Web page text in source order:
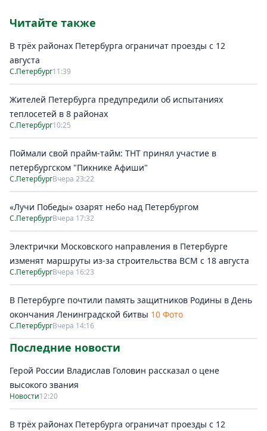
Читайте также
В трёх районах Петербурга ограничат проезды с 12
августа
С.Петербург11:39
Жителей Петербурга предупредили об испытаниях
теплосетей в 8 районах
С.Петербург10:25
Поймали свой прайм-тайм: ТНТ принял участие в
петербургском "Пикнике Афиши"
С.ПетербургВчера 23:22
«Лучи Победы» озарят небо над Петербургом
С.ПетербургВчера 17:32
Электрички Московского направления в Петербурге
изменят маршруты из-за строительства ВСМ с 18 августа
С.ПетербургВчера 16:23
В Петербурге почтили память защитников Родины в День
окончания Ленинградской битвы 10 Фото
С.ПетербургВчера 14:16
Последние новости
Герой России Владислав Головин рассказал о цене
высокого звания
Новости12:20
В трёх районах Петербурга ограничат проезды с 12